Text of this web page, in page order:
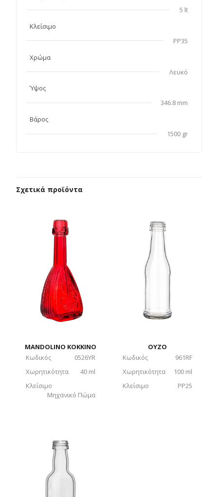
5 lt
Κλείσιμο
PP35
Χρώμα
Λευκό
Ύψος
346.8 mm
Βάρος
1500 gr
Σχετικά προϊόντα
MANDOLINO ΚΟΚΚΙΝΟ
Κωδικός
0526YR
Χωρητικότητα
40 ml
Κλείσιμο
Μηχανικό Πώμα
ΟΥΖΟ
Κωδικός
961RF
Χωρητικότητα
100 ml
Κλείσιμο
PP25